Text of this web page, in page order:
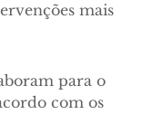
mais
para o
com os